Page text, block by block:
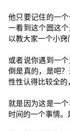
他只要记住的一
一看到这个圆这
以教大家一个小窍
或者说你遇到一
倒是真的，是吧
性性认得比较全的
就是因为这是一
时间的一个事情。